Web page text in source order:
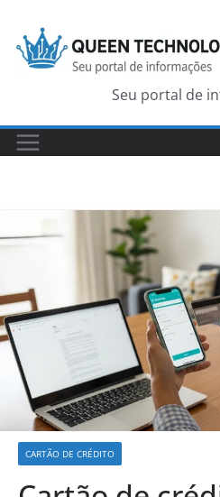
content
Seu portal de
CARTÃO DE CRÉDITO